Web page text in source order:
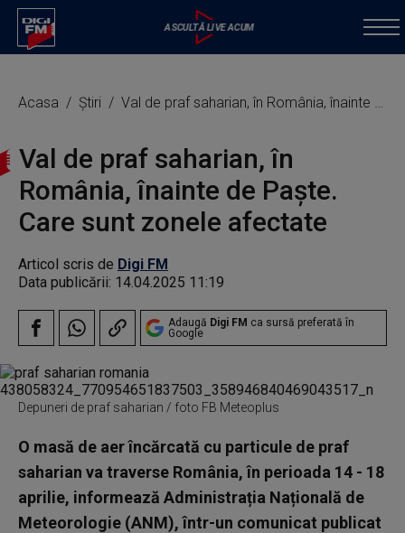
Acasa Știri Val de praf saharian, în România, înainte de Paște. Care sunt zonele afectate
Val de praf saharian, în
România, înainte de Paște.
Care sunt zonele afectate
Articol scris de Digi FM
Data publicării: 14.04.2025 11:19
Adaugă Digi FM ca sursă preferată în
Google
Depuneri de praf saharian / foto FB Meteoplus
O masă de aer încărcată cu particule de praf
saharian va traverse România, în perioada 14 - 18
aprilie, informează Administrația Națională de
Meteorologie (ANM), într-un comunicat publicat